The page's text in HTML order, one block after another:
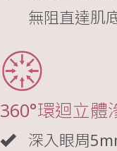
無阻直達肌
360°環迴立體
深入眼周